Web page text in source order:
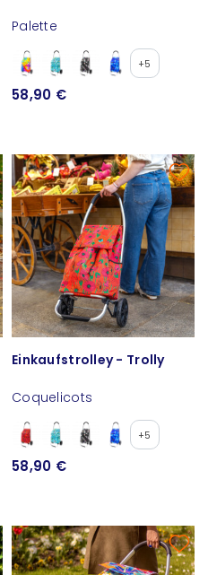
Palette
+5
58,90 €
Einkaufstrolley - Trolly
Coquelicots
+5
58,90 €